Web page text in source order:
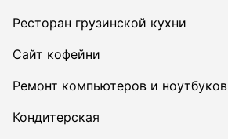
Ресторан грузинской кухни
Сайт кофейни
Ремонт компьютеров и ноутбуков
Кондитерская